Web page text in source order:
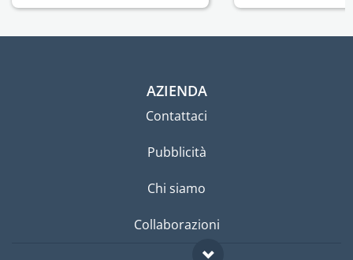
AZIENDA
Contattaci
Pubblicità
Chi siamo
Collaborazioni